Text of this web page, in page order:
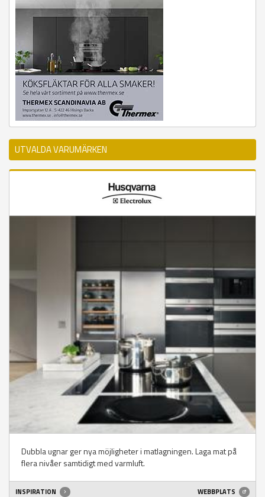
UTVALDA VARUMÄRKEN
Dubbla ugnar ger nya möjligheter i matlagningen. Laga mat på
flera nivåer samtidigt med varmluft.
INSPIRATION WEBBPLATS